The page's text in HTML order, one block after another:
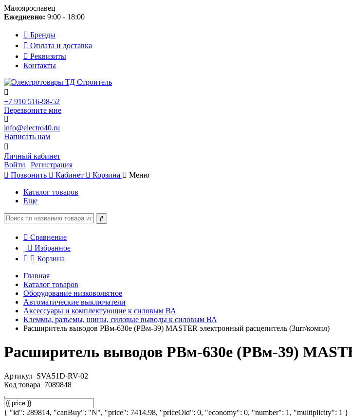
Малоярославец
Ежедневно: 9:00 - 18:00
Бренды
Оплата и доставка
Реквизиты
Контакты
+7 910 516-98-52
Перезвоните мне
info@electro40.ru
Написать нам
Личный кабинет
Войти | Регистрация
Позвонить
Кабинет Корзина Меню
Каталог товаров
Еще
Сравнение
Избранное
Корзина
Главная
Каталог товаров
Оборудование низковольтное
Автоматические выключатели
Аксессуары и комплектующие к силовым ВА
Клеммы, разъемы, шины, силовые выводы к силовым ВА
Расширитель выводов РВм-630e (РВм-39) MASTER электронный расцепитель (3шт/компл)
Расширитель выводов РВм-630e (РВм-39)
Артикул SVA51D-RV-02
Код товара 7089848
{ "id": 289814, "canBuy": "N", "price": 7414.98, "priceOld": 0, "economy": 0, "number": 1, "multiplicity": 1 }